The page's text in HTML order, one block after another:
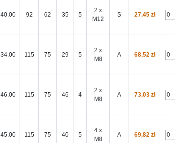
40.00 92 62 35 5
2 x
M12
S 27,45 zł
34.00 115 75 29 5
2 x
M8
A 68,52 zł
46.00 115 75 46 4
2 x
M8
A 73,03 zł
45.00 115 75 40 5
4 x
M8
A 69,82 zł